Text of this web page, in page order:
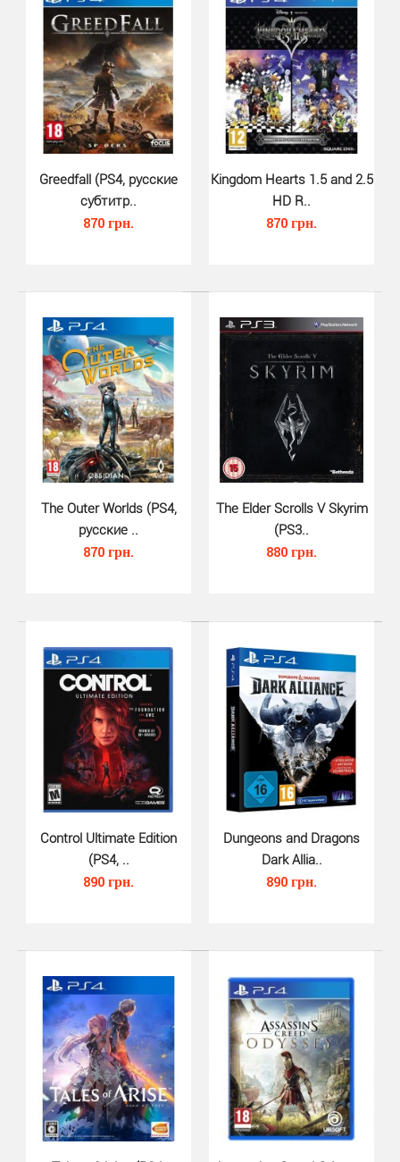
Monster Hunter World (PS4, русс..
Новейший выпуск популярной серии ролевых экшенов
Monster Hunter, суммарные продажи которой
насчитыва..
Kingdoms of Amalur Re-Reckoning..
650 грн.
Kingdoms of Amalur Re-Reckoning (PS4) -
бескомпромиссно хитовая RPG от геймдизайнера Кена
Greedfall (PS4, русские
субтитр..
870 грн.
Kingdom Hearts 1.5 and 2.5
HD R..
870 грн.
The Outer Worlds (PS4,
русские ..
870 грн.
The Elder Scrolls V Skyrim
(PS3..
880 грн.
Control Ultimate Edition
(PS4, ..
890 грн.
Dungeons and Dragons
Dark Allia..
890 грн.